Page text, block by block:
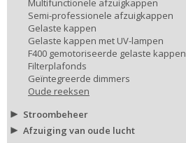
Multifunctionele afzuigkappen
Semi-professionele afzuigkappen
Gelaste kappen
Gelaste kappen met UV-lampen
F400 gemotoriseerde gelaste kappen
Filterplafonds
Geïntegreerde dimmers
Oude reeksen
Stroombeheer
Afzuiging van oude lucht